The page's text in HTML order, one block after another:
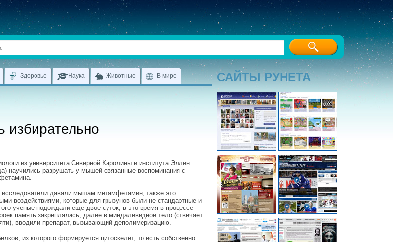
Здоровье Наука Животные В мире
избирательно
из университета Северной Каролины и института Эллен
научились разрушать у мышей связанные воспоминания с
исследователи давали мышам метамфетамин, также это
воздействиями, которые для грызунов были не стандартные и
ученые подождали еще двое суток, в это время в процессе
память закреплялась, далее в миндалевидное тело (отвечает
вводили препарат, вызывающий деполимеризацию.
из которого формируется цитоскелет, то есть собственно
САЙТЫ РУНЕТА